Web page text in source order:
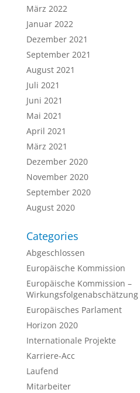
März 2022
Januar 2022
Dezember 2021
September 2021
August 2021
Juli 2021
Juni 2021
Mai 2021
April 2021
März 2021
Dezember 2020
November 2020
September 2020
August 2020
Categories
Abgeschlossen
Europäische Kommission
Europäische Kommission –
Wirkungsfolgenabschätzung
Europäisches Parlament
Horizon 2020
Internationale Projekte
Karriere-Acc
Laufend
Mitarbeiter